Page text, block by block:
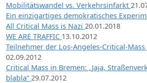
Mobilitätswandel vs. Verkehrsinfarkt
Ein einzigartiges demokratisches
All Critical Mass is Nazi 20.01.2018
WE ARE TRAFFIC 13.10.2012
Teilnehmer der Los-Angeles-Critical-
02.09.2012
Critical Mass in Bremen: „Jaja,
blabla“ 29.07.2012